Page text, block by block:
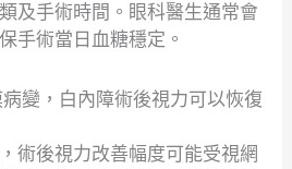
及手術時間。眼科醫生通常會
手術當日血糖穩定。
變，白內障術後視力可以恢復
術後視力改善幅度可能受視網